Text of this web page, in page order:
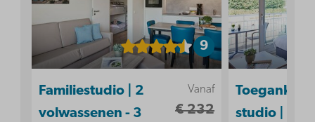
9
Vanaf
€ 232
Familiestudio | 2
volwassenen - 3
studio | 2p